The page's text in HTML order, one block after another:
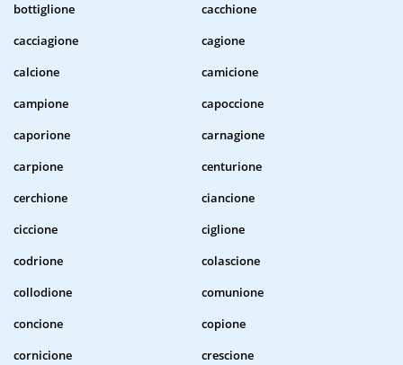
bottiglione
cacchione
cacciagione
cagione
calcione
camicione
campione
capoccione
caporione
carnagione
carpione
centurione
cerchione
ciancione
ciccione
ciglione
codrione
colascione
collodione
comunione
concione
copione
cornicione
crescione